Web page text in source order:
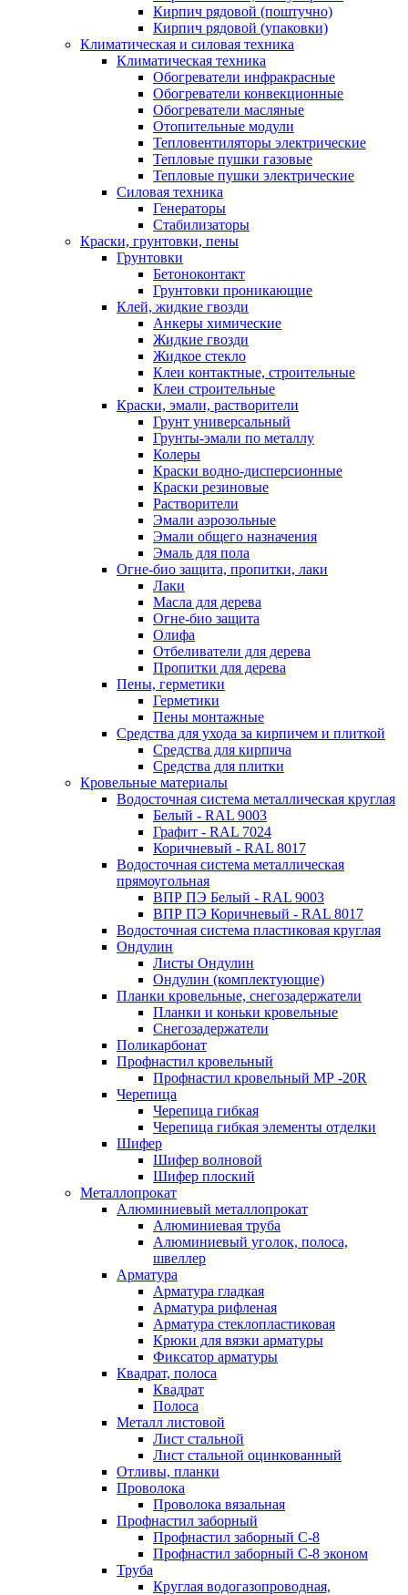
Кирпич рядовой (поштучно)
Кирпич рядовой (упаковки)
Климатическая и силовая техника
Климатическая техника
Обогреватели инфракрасные
Обогреватели конвекционные
Обогреватели масляные
Отопительные модули
Тепловентиляторы электрические
Тепловые пушки газовые
Тепловые пушки электрические
Силовая техника
Генераторы
Стабилизаторы
Краски, грунтовки, пены
Грунтовки
Бетоноконтакт
Грунтовки проникающие
Клей, жидкие гвозди
Анкеры химические
Жидкие гвозди
Жидкое стекло
Клеи контактные, строительные
Клеи строительные
Краски, эмали, растворители
Грунт универсальный
Грунты-эмали по металлу
Колеры
Краски водно-дисперсионные
Краски резиновые
Растворители
Эмали аэрозольные
Эмали общего назначения
Эмаль для пола
Огне-био защита, пропитки, лаки
Лаки
Масла для дерева
Огне-био защита
Олифа
Отбеливатели для дерева
Пропитки для дерева
Пены, герметики
Герметики
Пены монтажные
Средства для ухода за кирпичем и плиткой
Средства для кирпича
Средства для плитки
Кровельные материалы
Водосточная система металлическая круглая
Белый - RAL 9003
Графит - RAL 7024
Коричневый - RAL 8017
Водосточная система металлическая
прямоугольная
ВПР ПЭ Белый - RAL 9003
ВПР ПЭ Коричневый - RAL 8017
Водосточная система пластиковая круглая
Ондулин
Листы Ондулин
Ондулин (комплектующие)
Планки кровельные, снегозадержатели
Планки и коньки кровельные
Снегозадержатели
Поликарбонат
Профнастил кровельный
Профнастил кровельный МР -20R
Черепица
Черепица гибкая
Черепица гибкая элементы отделки
Шифер
Шифер волновой
Шифер плоский
Металлопрокат
Алюминиевый металлопрокат
Алюминиевая труба
Алюминиевый уголок, полоса,
швеллер
Арматура
Арматура гладкая
Арматура рифленая
Арматура стеклопластиковая
Крюки для вязки арматуры
Фиксатор арматуры
Квадрат, полоса
Квадрат
Полоса
Металл листовой
Лист стальной
Лист стальной оцинкованный
Отливы, планки
Проволока
Проволока вязальная
Профнастил заборный
Профнастил заборный С-8
Профнастил заборный С-8 эконом
Труба
Круглая водогазопроводная,